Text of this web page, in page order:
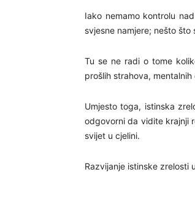
Iako nemamo kontrolu
svjesne namjere; nešto
Tu se ne radi o tome
prošlih strahova,
Umjesto toga, istinska
odgovorni da vidite krajnji
svijet u cjelini.
Razvijanje istinske zrelosti